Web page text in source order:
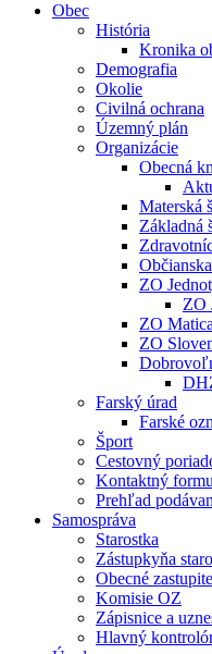
Obec
História
Kronika
Demografia
Okolie
Civilná ochrana
Územný plán
Organizácie
Obecná
Materská
Základná
ZO
ZO
ZO
ZO
Farský úrad
Farské
Šport
Cestovný
Kontaktný
Prehľad
Samospráva
Starostka
Zástupkyňa
Obecné
Komisie OZ
Zápisnice a
Hlavný